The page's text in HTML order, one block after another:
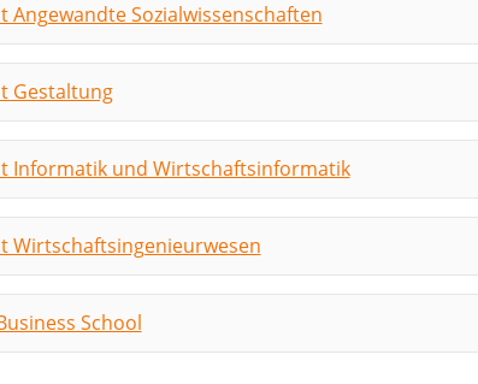
Angewandte Sozialwissenschaften
Gestaltung
Informatik und Wirtschaftsinformatik
Wirtschaftsingenieurwesen
School